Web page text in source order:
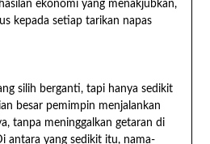
ekonomi yang menakjubkan,
kepada setiap tarikan napas
silih berganti, tapi hanya sedikit
besar pemimpin menjalankan
tanpa meninggalkan getaran di
antara yang sedikit itu, nama-